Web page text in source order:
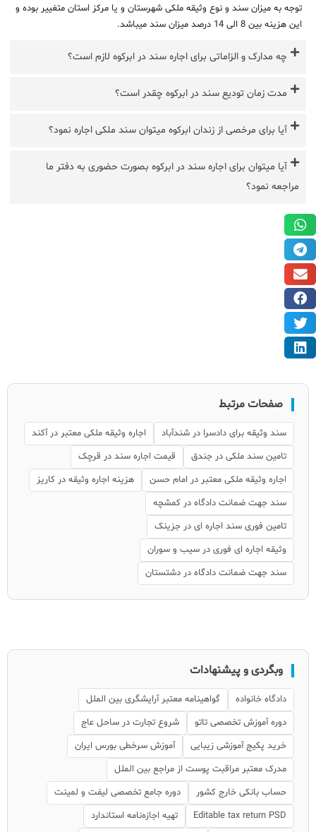
توجه به میزان سند و نوع وثیقه ملکی شهرستان و یا مرکز استان متغییر بوده و
این هزینه بین 8 الی 14 درصد میزان سند میباشد.
چه مدارک و الزاماتی برای اجاره سند در ابرکوه لازم است؟
مدت زمان تودیع سند در ابرکوه چقدر است؟
آیا برای مرخصی از زندان ابرکوه میتوان سند ملکی اجاره نمود؟
آیا میتوان برای اجاره سند در ابرکوه بصورت حضوری به دفتر ما
مراجعه نمود؟
صفحات مرتبط
سند وثیقه برای دادسرا در شندآباد
اجاره وثیقه ملکی معتبر در آکند
تامین سند ملکی در جندق
قیمت اجاره سند در قرچک
اجاره وثیقه ملکی معتبر در امام حسن
هزینه اجاره وثیقه در کاریز
سند جهت ضمانت دادگاه در کمشچه
تامین فوری سند اجاره ای در جزینک
وثیقه اجاره ای فوری در سیب و سوران
سند جهت ضمانت دادگاه در دشتستان
وبگردی و پیشنهادات
دادگاه خانواده
گواهینامه معتبر آرایشگری بین الملل
دوره آموزش تخصصی تاتو
شروع تجارت در ساحل عاج
خرید پکیج آموزشی زیبایی
آموزش سرخطی بورس ایران
مدرک معتبر مراقبت پوست از مراجع بین الملل
حساب بانکی خارج کشور
دوره جامع تخصصی لیفت و لمینت
Editable tax return PSD
تهیه اجازه‌نامه استاندارد